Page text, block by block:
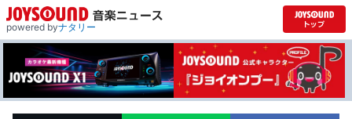
powered byナタリー